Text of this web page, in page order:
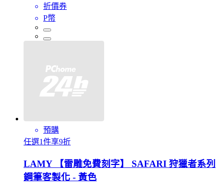
折價券
P幣
預購
任選1件享9折
LAMY 【雷雕免費刻字】 SAFARI 狩獵者系列
鋼筆客製化 - 黃色